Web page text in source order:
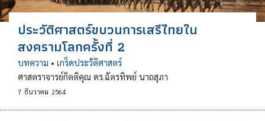
ประวัติศาสตร์ขบวนการเสรีไทยใน
สงครามโลกครั้งที่ 2
บทความ • เกร็ดประวัติศาสตร์
ศาสตราจารย์กิตติคุณ ดร.ฉัตรทิพย์ นาถสุภา
7 ธันวาคม 2564